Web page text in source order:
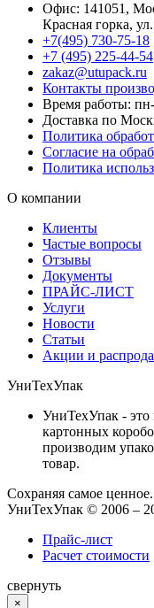
Офис: 141051,
Красная горка,
+7(495) 730-75-18
+7 (495) 225-44-54
zakaz@utupack.ru
Контакты
Время работы:
Доставка по
Политика
Согласие на
Политика
О компании
Клиенты
Частые вопросы
Отзывы
Документы
ПРАЙС-ЛИСТ
Услуги
Новости
Статьи
Акции и
УниТехУпак
УниТехУпак - это
картонных
производим
товар.
Сохраняя самое
УниТехУпак © 2006 –
Прайс-лист
Расчет стоимости
свернуть
×